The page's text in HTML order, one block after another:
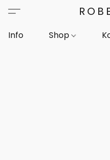
Info Shop